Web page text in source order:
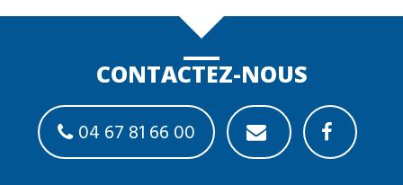
CONTACTEZ-NOUS
04 67 81 66 00